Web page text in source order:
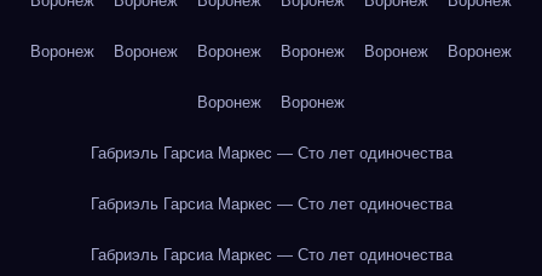
Воронеж Воронеж Воронеж Воронеж Воронеж Воронеж
Воронеж Воронеж
Габриэль Гарсиа Маркес — Сто лет одиночества
Габриэль Гарсиа Маркес — Сто лет одиночества
Габриэль Гарсиа Маркес — Сто лет одиночества